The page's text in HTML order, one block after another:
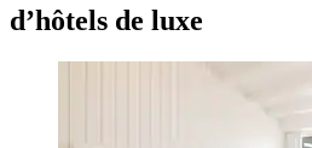
d’hôtels de luxe